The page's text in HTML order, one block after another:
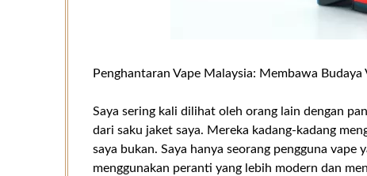
Penghantaran Vape Malaysia: Membawa Budaya
Saya sering kali dilihat oleh orang lain dengan
dari saku jaket saya. Mereka kadang-kadang
saya bukan. Saya hanya seorang pengguna vape
menggunakan peranti yang lebih modern dan